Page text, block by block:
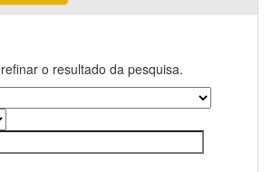
o resultado da pesquisa.